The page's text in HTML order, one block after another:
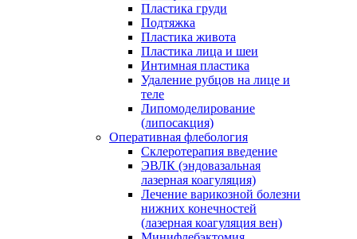
Пластика груди
Подтяжка
Пластика живота
Пластика лица и шеи
Интимная пластика
Удаление рубцов на лице и
теле
Липомоделирование
(липосакция)
Оперативная флебология
Склеротерапия введение
ЭВЛК (эндовазальная
лазерная коагуляция)
Лечение варикозной болезни
нижних конечностей
(лазерная коагуляция вен)